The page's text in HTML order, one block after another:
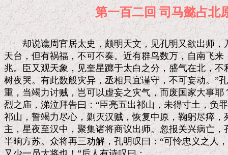
第一百二回 司马懿
却说谯周官居太史，颇明天文，见孔明又欲出师，
天台，但有祸福，不可不奏。近有群鸟数万，自南飞
兆。臣又观天象，见奎星躔于太白之分，盛气在北，
树夜哭。有此数般灾异，丞相只宜谨守，不可妄动。”
重，当竭力讨贼，岂可以虚妄之灾气，而废国家大事耶
烈之庙，涕泣拜告曰：“臣亮五出祁山，未得寸土，负
祁山，誓竭力尽心，剿灭汉贼，恢复中原，鞠躬尽瘁，
主，星夜至汉中，聚集诸将商议出师。忽报关兴病亡
半晌方苏。众将再三劝解，孔明叹曰：“可怜忠义之人